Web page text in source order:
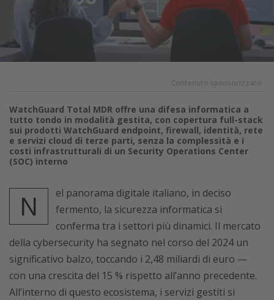
WatchGuard Total MDR offre una difesa informatica a
tutto tondo in modalità gestita, con copertura full-stack
sui prodotti WatchGuard endpoint, firewall, identità, rete
e servizi cloud di terze parti, senza la complessità e i
costi infrastrutturali di un Security Operations Center
(SOC) interno
N
el panorama digitale italiano, in deciso
fermento, la sicurezza informatica si
conferma tra i settori più dinamici. Il mercato
della cybersecurity ha segnato nel corso del 2024 un
significativo balzo, toccando i 2,48 miliardi di euro —
con una crescita del 15 % rispetto all’anno precedente.
All’interno di questo ecosistema, i servizi gestiti si